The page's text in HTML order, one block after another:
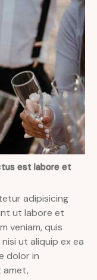
est labore et
adipisicing
ut labore et
veniam, quis
ut aliquip ex ea
dolor in
amet,